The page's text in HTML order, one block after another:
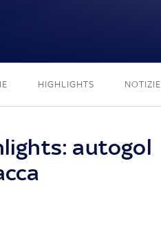
HIGHLIGHTS NOTIZIE
autogol